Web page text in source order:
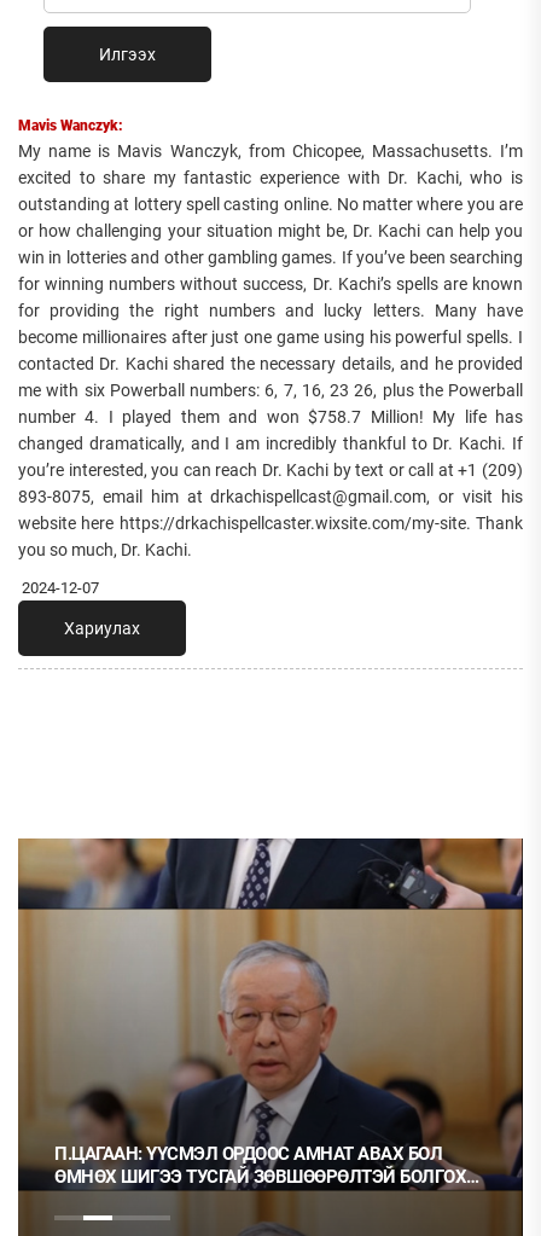
Илгээх
Mavis Wanczyk:
My name is Mavis Wanczyk, from Chicopee, Massachusetts. I’m
excited to share my fantastic experience with Dr. Kachi, who is
outstanding at lottery spell casting online. No matter where you are
or how challenging your situation might be, Dr. Kachi can help you
win in lotteries and other gambling games. If you’ve been searching
for winning numbers without success, Dr. Kachi’s spells are known
for providing the right numbers and lucky letters. Many have
become millionaires after just one game using his powerful spells. I
contacted Dr. Kachi shared the necessary details, and he provided
me with six Powerball numbers: 6, 7, 16, 23 26, plus the Powerball
number 4. I played them and won $758.7 Million! My life has
changed dramatically, and I am incredibly thankful to Dr. Kachi. If
you’re interested, you can reach Dr. Kachi by text or call at +1 (209)
893-8075, email him at drkachispellcast@gmail.com, or visit his
website here https://drkachispellcaster.wixsite.com/my-site. Thank
you so much, Dr. Kachi.
2024-12-07
Хариулах
П.ЦАГААН: ҮҮСМЭЛ ОРДООС АМНАТ АВАХ БОЛ
ӨМНӨХ ШИГЭЭ ТУСГАЙ ЗӨВШӨӨРӨЛТЭЙ БОЛГОХ